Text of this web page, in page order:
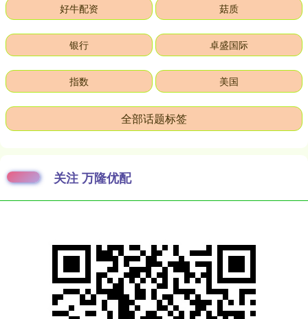
好牛配资 菇质
银行 卓盛国际
指数 美国
全部话题标签
关注 万隆优配